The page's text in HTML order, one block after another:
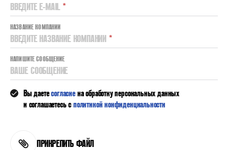
ВВЕДИТЕ E-MAIL *
НАЗВАНИЕ КОМПАНИИ
ВВЕДИТЕ НАЗВАНИЕ КОМПАНИИ *
НАПИШИТЕ СООБЩЕНИЕ
ВАШЕ СООБЩЕНИЕ
Вы даетесогласиена обработку персональных данных
и соглашаетесь сполитикой конфиденциальности
ПРИКРЕПИТЬ ФАЙЛ